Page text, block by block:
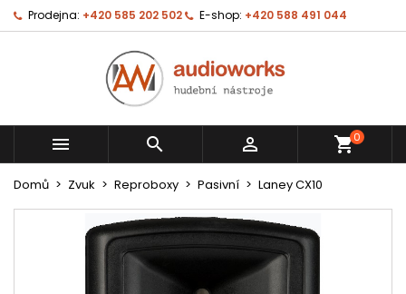
Prodejna: +420 585 202 502 E-shop: +420 588 491 044
   shopping_cart0
Domů Zvuk Reproboxy Pasivní Laney CX10